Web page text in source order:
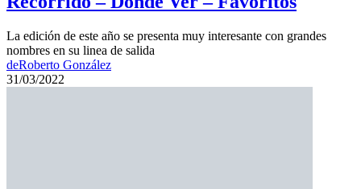
La edición de este año se presenta muy interesante con grandes
nombres en su linea de salida
deRoberto González
31/03/2022